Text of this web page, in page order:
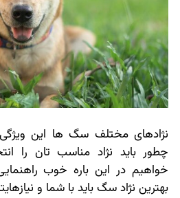
نژادهای مختلف سگ ها این
چطور باید نژاد مناسب تان را
خواهیم در این باره خوب
بهترین نژاد سگ باید با شما و